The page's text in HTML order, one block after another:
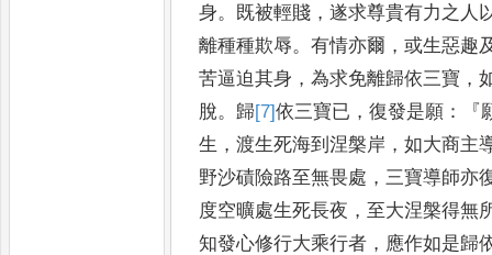
身。 既被輕賤 ，遂求尊貴有力之人
離種種欺辱。有情亦爾 ，或生惡趣
苦逼迫其身 ，為求免離歸依三寶 ，
脫。 歸[7]依三寶已 ，復發是願 ：『
生 ，渡生死海到涅槃岸 ，如大商主
野沙磧險路至無畏處 ， 三寶導師亦
度空曠處生死長夜 ，至大涅槃得無
知發心修行大乘行者 ， 應作如是歸